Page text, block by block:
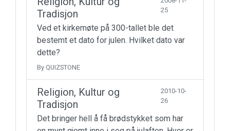
Tradisjon
25
Ved et kirkemøte på 300-tallet ble det
bestemt et dato for julen. Hvilket dato var
dette?
By QUIZSTONE
Religion, Kultur og
Tradisjon
2010-10-
26
Det bringer hell å få brødstykket som har